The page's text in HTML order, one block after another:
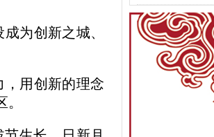
为创新之城、
，用创新的理念
嘱托